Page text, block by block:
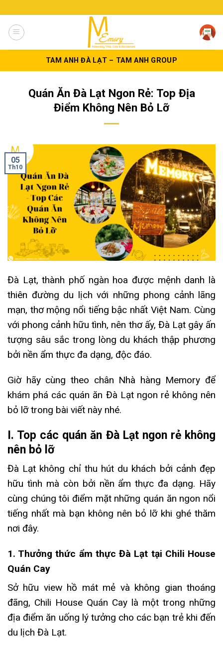
to
content
TAM ANH ĐÀ LẠT – TAM ANH GROUP
Quán Ăn Đà Lạt Ngon Rẻ: Top Địa
Điểm Không Nên Bỏ Lỡ
05
Th10
Đà Lạt, thành phố ngàn hoa được mệnh danh là
thiên đường du lịch với những phong cảnh lãng
mạn, thơ mộng nổi tiếng bậc nhất Việt Nam. Cùng
với phong cảnh hữu tình, nên thơ ấy, Đà Lạt gây ấn
tượng sâu sắc trong lòng du khách thập phương
bởi nền ẩm thực đa dạng, độc đáo.
Giờ hãy cùng theo chân Nhà hàng Memory để
khám phá các quán ăn Đà Lạt ngon rẻ không nên
bỏ lỡ trong bài viết này nhé.
I. Top các quán ăn Đà Lạt ngon rẻ không
nên bỏ lỡ
Đà Lạt không chỉ thu hút du khách bởi cảnh đẹp
hữu tình mà còn bởi nền ẩm thực đa dạng. Hãy
cùng chúng tôi điểm mặt những quán ăn ngon nổi
tiếng nhất mà bạn không nên bỏ lỡ khi ghé thăm
nơi đây.
1. Thưởng thức ẩm thực Đà Lạt tại Chili House
Quán Cay
Sở hữu view hồ mát mẻ và không gian thoáng
đãng, Chili House Quán Cay là một trong những
địa điểm ăn uống lý tưởng cho các bạn trẻ khi đến
du lịch Đà Lạt.